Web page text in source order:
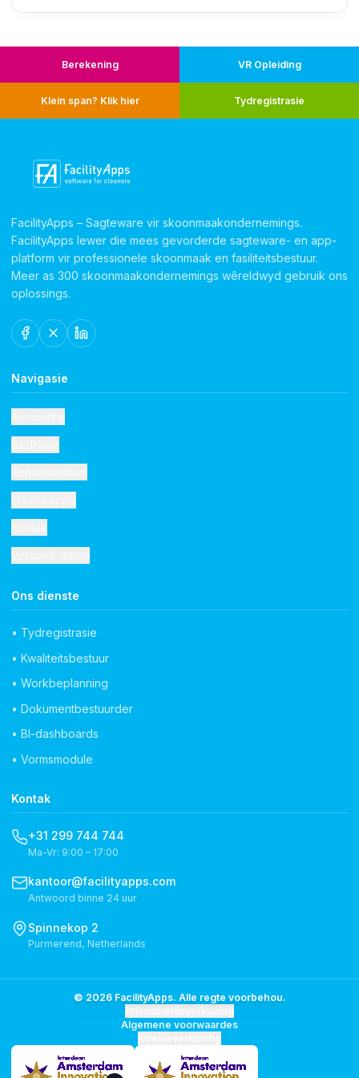
Berekening VR Opleiding
Klein span? Klik hier Tydregistrasie
FacilityApps – Sagteware vir skoonmaakondernemings.
FacilityApps lewer die mees gevorderde sagteware- en app-
platform vir professionele skoonmaak en fasiliteitsbestuur.
Meer as 300 skoonmaakondernemings wêreldwyd gebruik ons
oplossings.
Navigasie
Ons dienste
• Tydregistrasie
• Kwaliteitsbestuur
• Workbeplanning
• Dokumentbestuurder
• BI-dashboards
• Vormsmodule
Kontak
+31 299 744 744
Ma-Vr: 9:00 – 17:00
kantoor@facilityapps.com
Antwoord binne 24 uur
Spinnekop 2
Purmerend, Netherlands
© 2026 FacilityApps. Alle regte voorbehou.
Algemene voorwaardes